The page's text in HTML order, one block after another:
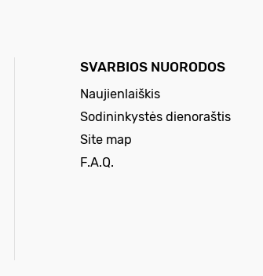
SVARBIOS NUORODOS
Naujienlaiškis
Sodininkystės dienoraštis
Site map
F.A.Q.